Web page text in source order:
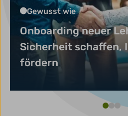
Gewusst wie
Onboarding neuer
Sicherheit schaffen,
fördern